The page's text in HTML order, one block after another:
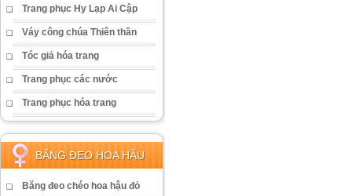
Trang phục Hy Lạp Ai Cập
Váy công chúa Thiên thần
Tóc giả hóa trang
Trang phục các nước
Trang phục hóa trang
BĂNG ĐEO HOA HẬU
Băng đeo chéo hoa hậu đỏ